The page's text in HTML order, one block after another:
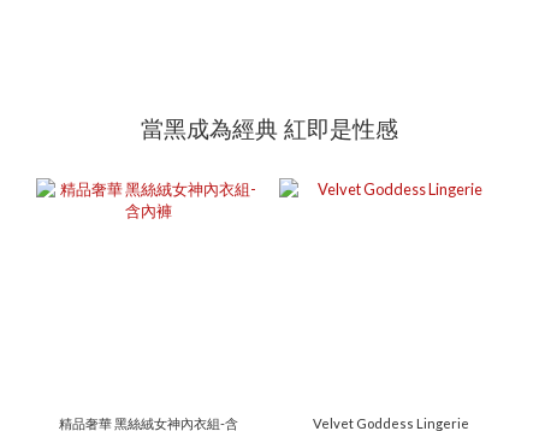
當黑成為經典 紅即是性感
精品奢華 黑絲絨女神內衣組-含
Velvet Goddess Lingerie